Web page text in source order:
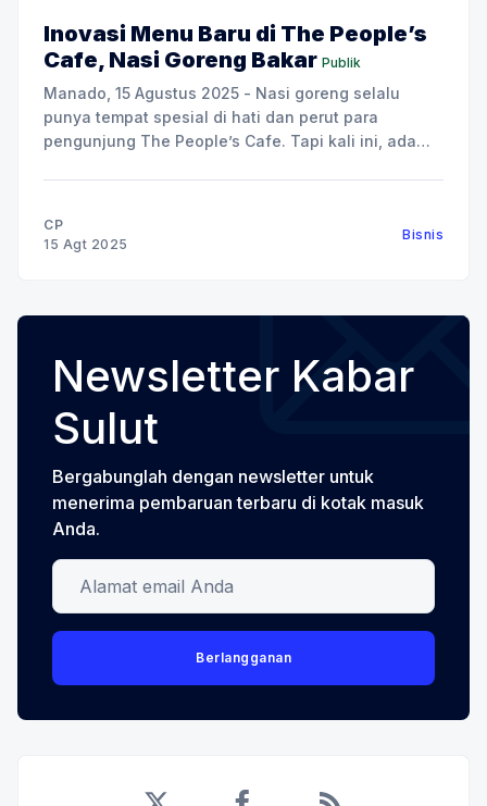
Inovasi Menu Baru di The People’s
Cafe, Nasi Goreng Bakar Publik
Manado, 15 Agustus 2025 - Nasi goreng selalu
punya tempat spesial di hati dan perut para
pengunjung The People’s Cafe. Tapi kali ini, ada
Nasi Goreng Bakar
CP
15 Agt 2025
Bisnis
Newsletter Kabar
Sulut
Bergabunglah dengan newsletter untuk
menerima pembaruan terbaru di kotak masuk
Anda.
Alamat email Anda
Berlangganan